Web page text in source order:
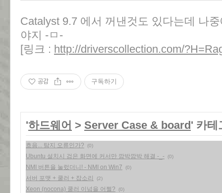
Catalyst 9.7 에서 꺼낸것도 있다는데 나
야지 -ㅁ-
[링크 : http://driverscollection.com/
공감 구독하기
'하드웨어 > Server Case & board' 카테
흐음... 탐지 오류인가? (0)
Ubuntu 설치시 검은 화면에 커서만 깜박깜박 해결 -_- (0)
NMI 버튼을 눌렀더니! - NMI on Win7 (0)
서버 포맷 + 쿨러 + 잡소리 (2)
Xeon (nocona) 쿨러 이넘을 어쩔? (0)